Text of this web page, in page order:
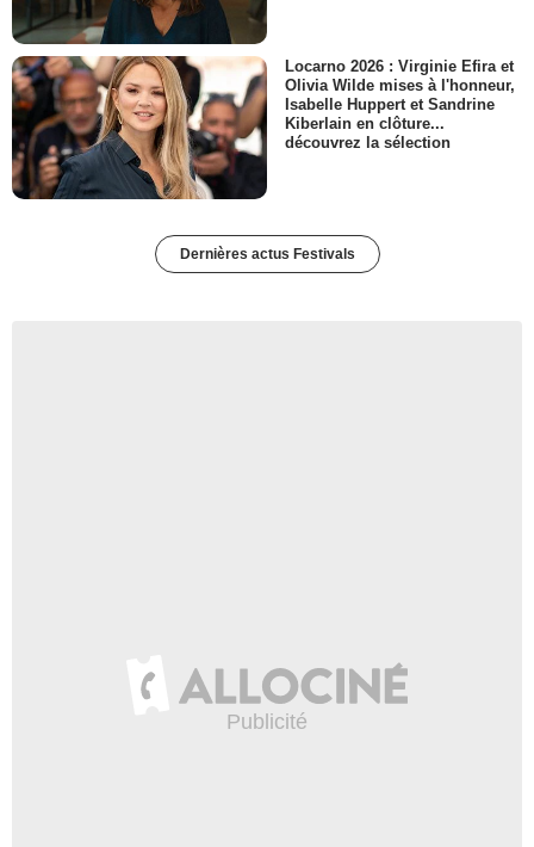
Locarno 2026 : Virginie Efira et
Olivia Wilde mises à l'honneur,
Isabelle Huppert et Sandrine
Kiberlain en clôture...
découvrez la sélection
Dernières actus Festivals